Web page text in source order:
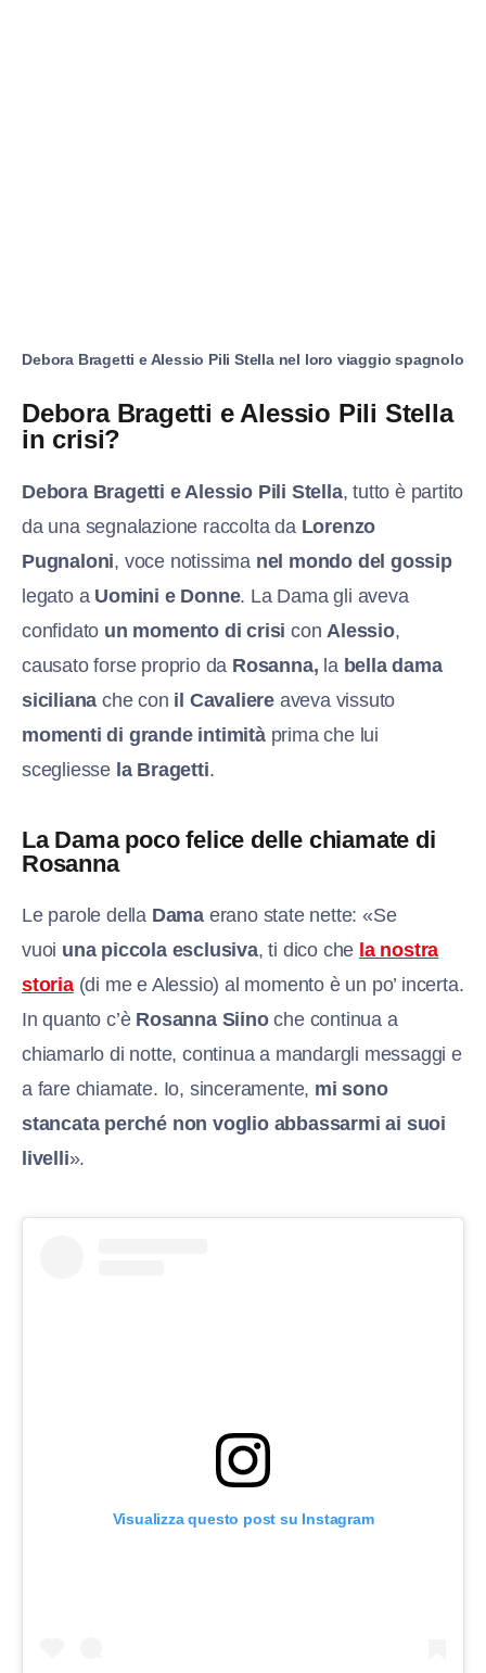
Debora Bragetti e Alessio Pili Stella nel loro viaggio spagnolo
Debora Bragetti e Alessio Pili Stella
in crisi?
Debora Bragetti e Alessio Pili Stella, tutto è partito
da una segnalazione raccolta da Lorenzo
Pugnaloni, voce notissima nel mondo del gossip
legato a Uomini e Donne. La Dama gli aveva
confidato un momento di crisi con Alessio,
causato forse proprio da Rosanna, la bella dama
siciliana che con il Cavaliere aveva vissuto
momenti di grande intimità prima che lui
scegliesse la Bragetti.
La Dama poco felice delle chiamate di
Rosanna
Le parole della Dama erano state nette: «Se
vuoi una piccola esclusiva, ti dico che la nostra
storia (di me e Alessio) al momento è un po’ incerta.
In quanto c’è Rosanna Siinoche continua a
chiamarlo di notte, continua a mandargli messaggi e
a fare chiamate. Io, sinceramente, mi sono
stancata perché non voglio abbassarmi ai suoi
livelli».
Visualizza questo post su Instagram